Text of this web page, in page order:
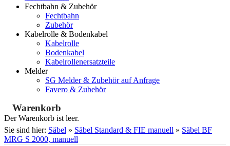
Fechtbahn & Zubehör
Fechtbahn
Zubehör
Kabelrolle & Bodenkabel
Kabelrolle
Bodenkabel
Kabelrollenersatzteile
Melder
SG Melder & Zubehör auf Anfrage
Favero & Zubehör
Warenkorb
Der Warenkorb ist leer.
Sie sind hier: Säbel » Säbel Standard & FIE manuell » Säbel BF
MRG S 2000, manuell